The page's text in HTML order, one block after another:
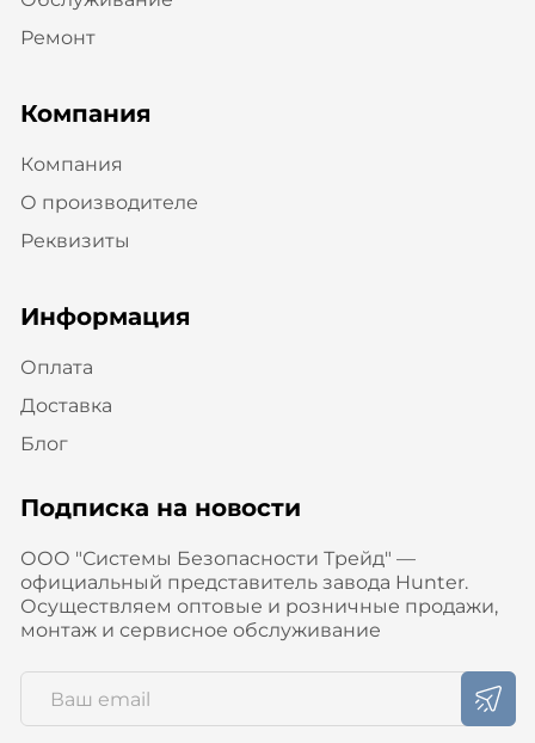
Ремонт
Компания
Компания
О производителе
Реквизиты
Информация
Оплата
Доставка
Блог
Подписка на новости
ООО "Системы Безопасности Трейд" —
официальный представитель завода Hunter.
Осуществляем оптовые и розничные продажи,
монтаж и сервисное обслуживание